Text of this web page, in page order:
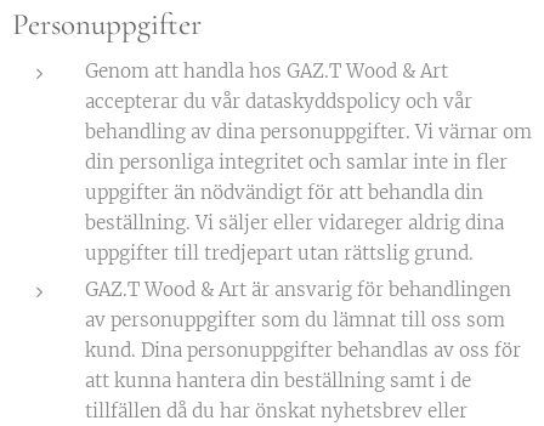
Personuppgifter
Genom att handla hos GAZ.T Wood & Art
accepterar du vår dataskyddspolicy och vår
behandling av dina personuppgifter. Vi värnar om
din personliga integritet och samlar inte in fler
uppgifter än nödvändigt för att behandla din
beställning. Vi säljer eller vidareger aldrig dina
uppgifter till tredjepart utan rättslig grund.
GAZ.T Wood & Art är ansvarig för behandlingen
av personuppgifter som du lämnat till oss som
kund. Dina personuppgifter behandlas av oss för
att kunna hantera din beställning samt i de
tillfällen då du har önskat nyhetsbrev eller